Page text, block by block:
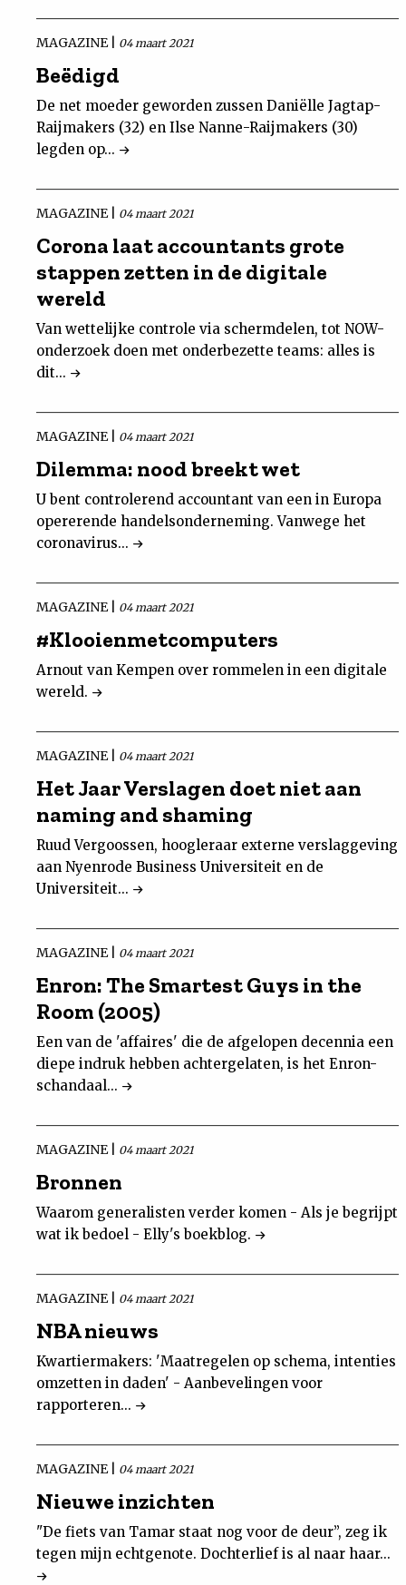
MAGAZINE | 04 maart 2021
Beëdigd
De net moeder geworden zussen Daniëlle Jagtap-
Raijmakers (32) en Ilse Nanne-Raijmakers (30)
legden op...
MAGAZINE | 04 maart 2021
Corona laat accountants grote
stappen zetten in de digitale
wereld
Van wettelijke controle via schermdelen, tot NOW-
onderzoek doen met onderbezette teams: alles is
dit...
MAGAZINE | 04 maart 2021
Dilemma: nood breekt wet
U bent controlerend accountant van een in Europa
opererende handelsonderneming. Vanwege het
coronavirus...
MAGAZINE | 04 maart 2021
#Klooienmetcomputers
Arnout van Kempen over rommelen in een digitale
wereld.
MAGAZINE | 04 maart 2021
Het Jaar Verslagen doet niet aan
naming and shaming
Ruud Vergoossen, hoogleraar externe verslaggeving
aan Nyenrode Business Universiteit en de
Universiteit...
MAGAZINE | 04 maart 2021
Enron: The Smartest Guys in the
Room (2005)
Een van de 'affaires' die de afgelopen decennia een
diepe indruk hebben achtergelaten, is het Enron-
schandaal...
MAGAZINE | 04 maart 2021
Bronnen
Waarom generalisten verder komen - Als je begrijpt
wat ik bedoel - Elly's boekblog.
MAGAZINE | 04 maart 2021
NBA nieuws
Kwartiermakers: 'Maatregelen op schema, intenties
omzetten in daden' - Aanbevelingen voor
rapporteren...
MAGAZINE | 04 maart 2021
Nieuwe inzichten
"De fiets van Tamar staat nog voor de deur”, zeg ik
tegen mijn echtgenote. Dochterlief is al naar haar...